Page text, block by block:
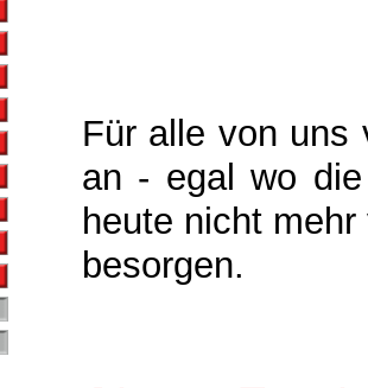
Für alle von uns
an - egal wo
heute nicht
besorgen.